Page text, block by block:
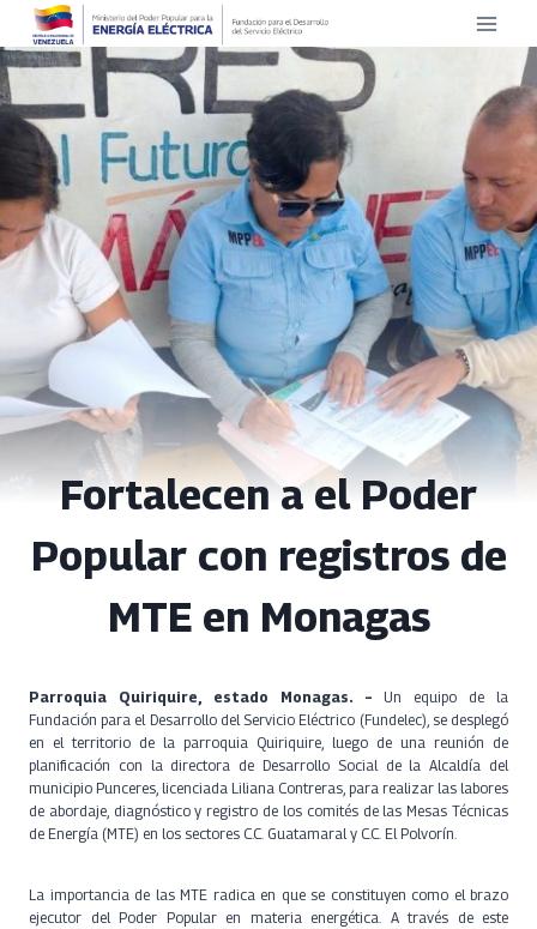
Saltar
contenido
Fortalecen a el Poder
Popular con registros de
MTE en Monagas
Parroquia Quiriquire, estado Monagas. – Un equipo de la
Fundación para el Desarrollo del Servicio Eléctrico (Fundelec), se desplegó
en el territorio de la parroquia Quiriquire, luego de una reunión de
planificación con la directora de Desarrollo Social de la Alcaldía del
municipio Punceres, licenciada Liliana Contreras, para realizar las labores
de abordaje, diagnóstico y registro de los comités de las Mesas Técnicas
de Energía (MTE) en los sectores C.C. Guatamaral y C.C. El Polvorín.
La importancia de las MTE radica en que se constituyen como el brazo
ejecutor del Poder Popular en materia energética. A través de este